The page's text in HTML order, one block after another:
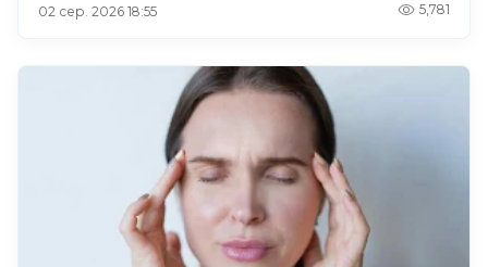
02 сер. 2026 18:55 5,781